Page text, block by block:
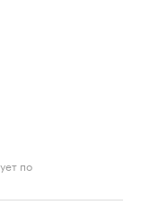
по